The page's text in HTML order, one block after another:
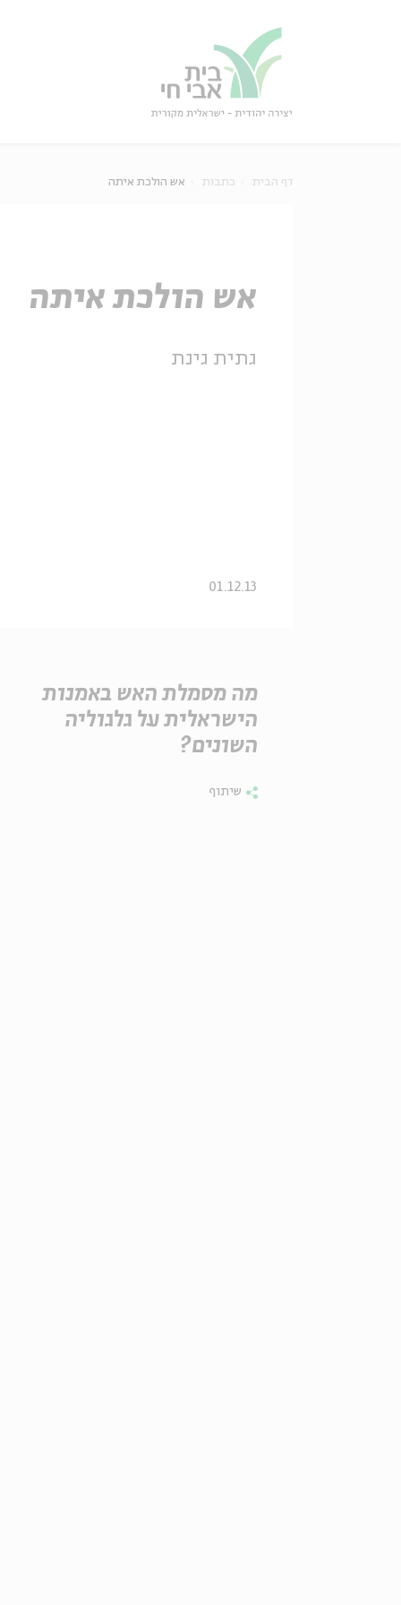
דף הבית כתבות אש הולכת איתה
אש הולכת איתה
גתית גינת
01.12.13
מה מסמלת האש באמנות
הישראלית על גלגוליה
השונים?
שיתוף